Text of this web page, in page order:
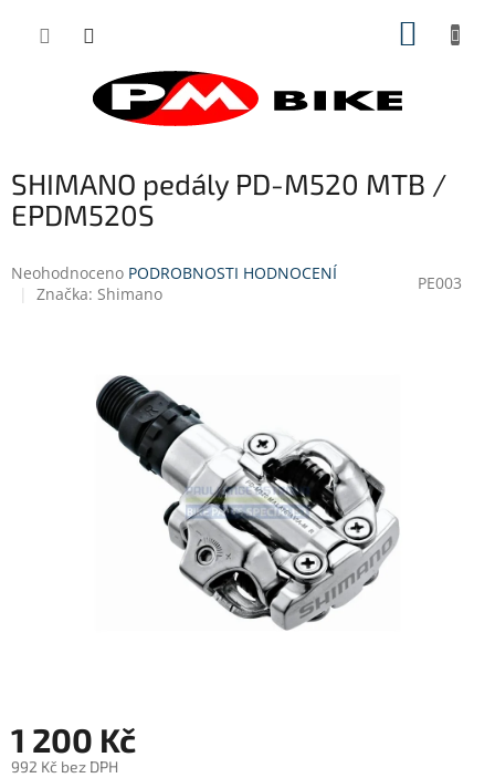
SHIMANO pedály PD-M520 MTB /
EPDM520S
PE003
Průměrné
hodnocení
Neohodnoceno PODROBNOSTI HODNOCENÍ
Značka: Shimano
1 200 Kč
992 Kč bez DPH